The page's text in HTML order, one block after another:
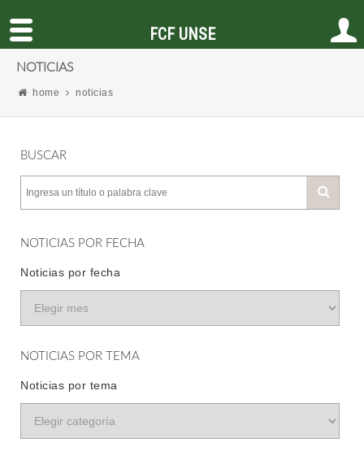
NOTICIAS
home noticias
BUSCAR
NOTICIAS POR FECHA
Noticias por fecha
NOTICIAS POR TEMA
Noticias por tema
FCF UNSE